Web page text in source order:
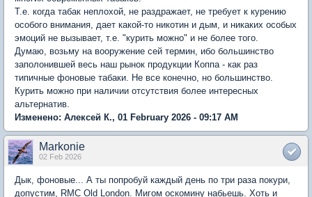
Т.е. когда табак неплохой, не раздражает, не требует к курению
особого внимания, дает какой-то никотин и дым, и никаких особых
эмоций не вызывает, т.е. "курить можно" и не более того.
Думаю, возьму на вооружение сей термин, ибо большинство
заполонившей весь наш рынок продукции Коппа - как раз
типичные фоновые табаки. Не все конечно, но большинство.
Курить можно при наличии отсутствия более интересных
альтернатив.
Изменено: Алексей К., 01 February 2026 - 09:17 AM
Markonie
02 Feb 2026
Дык, фоновые... А ты попробуй каждый день по три раза покури,
допустим, RMC Old London. Мигом оскомину набьешь. Хоть и